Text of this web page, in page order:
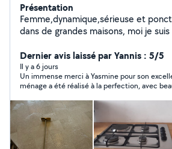
Présentation
Femme,dynamique,sérieuse et
dans de grandes maisons, moi je
Dernier avis laissé par Yannis : 5/5
Il y a 6 jours
Un immense merci à Yasmine pour son
ménage a été réalisé à la perfection, avec
une personne extrêmement agréable,
bonne humeur. Sa bonne humeur est
un vrai plaisir de l’accueillir. Je la
hésitation. Encore merci pour cette
Pour 1€ symbolique